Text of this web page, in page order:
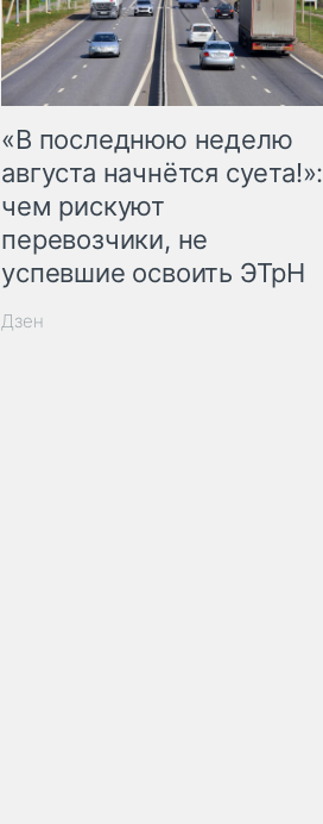
«В последнюю неделю
августа начнётся суета!»:
чем рискуют
перевозчики, не
успевшие освоить ЭТрН
Дзен